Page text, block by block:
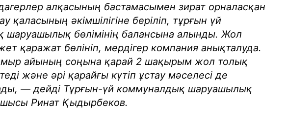
алқасының бастамасымен зират орналасқан
қаласының әкімшілігіне беріліп, тұрғын үй
шаруашылық бөлімінің балансына алынды. Жол
қаражат бөлініп, мердігер компания анықталуда.
айының соңына қарай 2 шақырым жол толық
және әрі қарайғы күтіп ұстау мәселесі де
— дейді Тұрғын-үй коммуналдық шаруашылық
Ринат Қыдырбеков.